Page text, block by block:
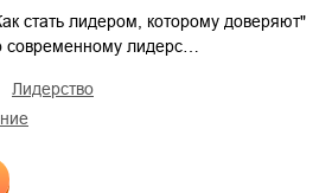
стать лидером, которому доверяют"
современному лидерс…
лидерство